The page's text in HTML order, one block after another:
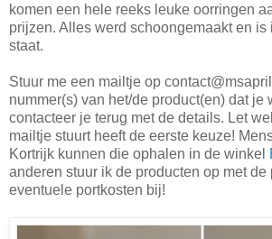
komen een hele reeks leuke oorringen
prijzen. Alles werd schoongemaakt en is
staat.
Stuur me een mailtje op
nummer(s) van het/de product(en) dat je
contacteer je terug met de details. Let
mailtje stuurt heeft de eerste keuze!
Kortrijk kunnen die ophalen in de winkel
anderen stuur ik de producten op met de
eventuele portkosten bij!